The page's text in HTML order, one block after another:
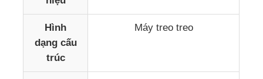
Hình
dạng cấu
trúc
Máy treo treo